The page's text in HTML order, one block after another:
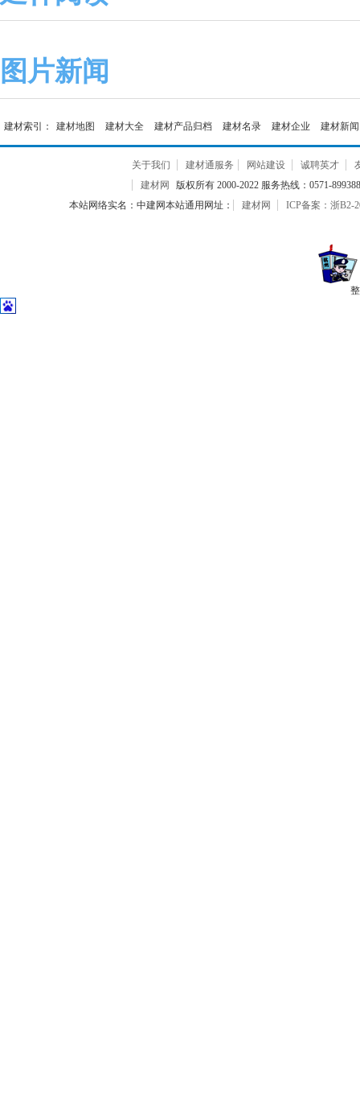
图片新闻
建材索引： 建材地图 建材大全 建材产品归档 建材名录 建材企业 建材新闻
关于我们 建材通服务 网站建设 诚聘英才
建材网
版权所有 2000-2022 服务热线：0571-
本站网络实名：中建网本站通用网址：
建材网 ICP备案：浙B2-